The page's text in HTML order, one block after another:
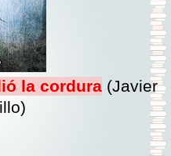
la cordura(Javier